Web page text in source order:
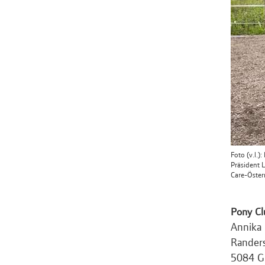
Foto (v.l.):
Präsident
Care-
Pony
Annika
5084